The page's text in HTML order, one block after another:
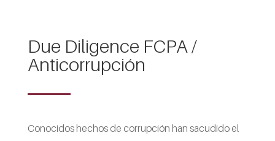
Due Diligence FCPA /
Anticorrupción
Conocidos hechos de corrupción han sacudido el